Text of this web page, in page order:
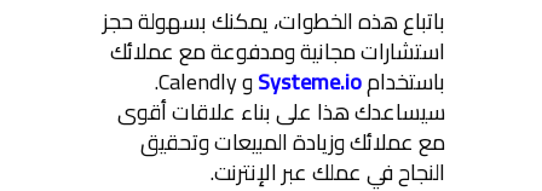
باتباع هذه الخطوات، يمكنك بسهولة حجز
استشارات مجانية ومدفوعة مع عملائك
باستخدامSysteme.io و Calendly.
سيساعدك هذا على بناء علاقات أقوى
مع عملائك وزيادة المبيعات وتحقيق
النجاح في عملك عبر الإنترنت.